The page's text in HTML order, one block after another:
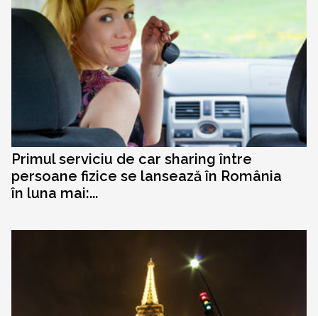
Primul serviciu de car sharing între
persoane fizice se lansează în România
în luna mai:...